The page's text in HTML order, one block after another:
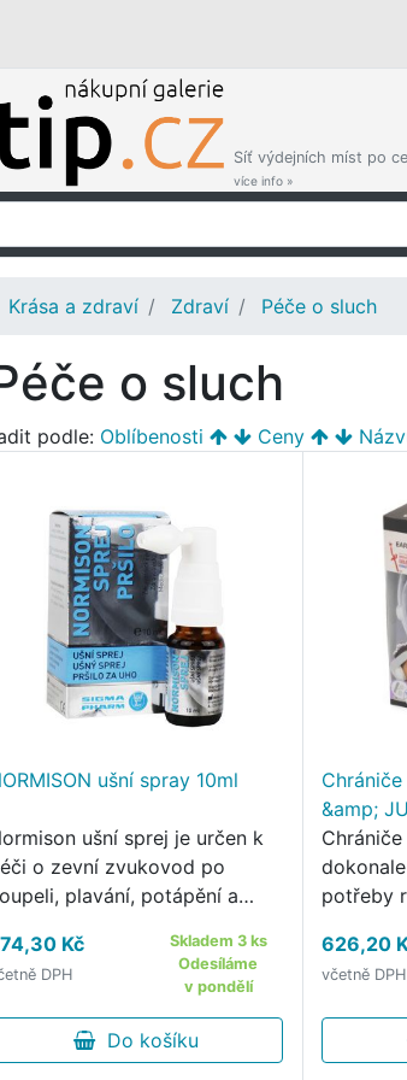
Síť výdejních míst po
více info »
Krása a zdraví Zdraví Péče o sluch
o sluch
podle: Oblíbenosti Ceny
ušní spray 10ml
ušní sprej je určen k
o zevní zvukovod po
plavání, potápění a
Kč
DPH
Skladem 3 ks
Odesíláme
v pondělí
Do košíku
Chrániče
&amp;
potřeby
626,20
včetně DPH